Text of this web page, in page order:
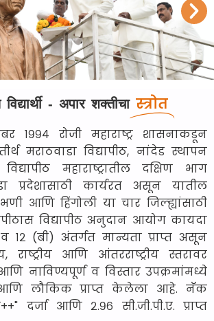
विद्यार्थी - अपार शक्तीचा स्त्रोत
१९९४ रोजी महाराष्ट्र शासनाकडून
मराठवाडा विद्यापीठ, नांदेड स्थापन
महाराष्ट्रातील दक्षिण भाग
प्रदेशासाठी कार्यरत असून यातील
आणि हिंगोली या चार जिल्ह्यांसाठी
विद्यापीठ अनुदान आयोग कायदा
(बी) अंतर्गत मान्यता प्राप्त असून
राष्ट्रीय आणि आंतरराष्ट्रीय स्तरावर
नाविण्यपूर्ण व विस्तार उपक्रमांमध्ये
लौकिक प्राप्त केलेला आहे. नॅक
दर्जा आणि २.९६ सी.जी.पी.ए. प्राप्त